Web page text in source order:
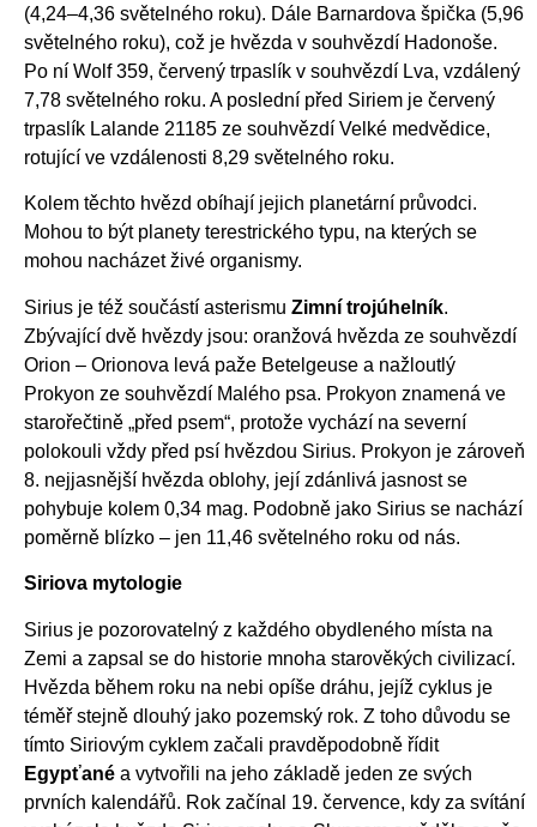
(4,24–4,36 světelného roku). Dále Barnardova špička (5,96
světelného roku), což je hvězda v souhvězdí Hadonoše.
Po ní Wolf 359, červený trpaslík v souhvězdí Lva, vzdálený
7,78 světelného roku. A poslední před Siriem je červený
trpaslík Lalande 21185 ze souhvězdí Velké medvědice,
rotující ve vzdálenosti 8,29 světelného roku.
Kolem těchto hvězd obíhají jejich planetární průvodci.
Mohou to být planety terestrického typu, na kterých se
mohou nacházet živé organismy.
Sirius je též součástí asterismu Zimní trojúhelník.
Zbývající dvě hvězdy jsou: oranžová hvězda ze souhvězdí
Orion – Orionova levá paže Betelgeuse a nažloutlý
Prokyon ze souhvězdí Malého psa. Prokyon znamená ve
starořečtině „před psem“, protože vychází na severní
polokouli vždy před psí hvězdou Sirius. Prokyon je zároveň
8. nejjasnější hvězda oblohy, její zdánlivá jasnost se
pohybuje kolem 0,34 mag. Podobně jako Sirius se nachází
poměrně blízko – jen 11,46 světelného roku od nás.
Siriova mytologie
Sirius je pozorovatelný z každého obydleného místa na
Zemi a zapsal se do historie mnoha starověkých civilizací.
Hvězda během roku na nebi opíše dráhu, jejíž cyklus je
téměř stejně dlouhý jako pozemský rok. Z toho důvodu se
tímto Siriovým cyklem začali pravděpodobně řídit
Egypťané a vytvořili na jeho základě jeden ze svých
prvních kalendářů. Rok začínal 19. července, kdy za svítání